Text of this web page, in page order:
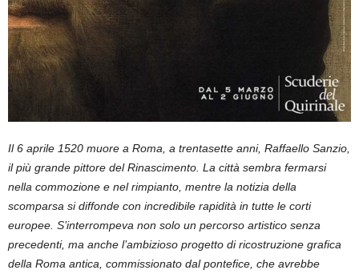
Il 6 aprile 1520 muore a Roma, a trentasette anni, Raffaello Sanzio,
il più grande pittore del Rinascimento. La città sembra fermarsi
nella commozione e nel rimpianto, mentre la notizia della
scomparsa si diffonde con incredibile rapidità in tutte le corti
europee. S’interrompeva non solo un percorso artistico senza
precedenti, ma anche l’ambizioso progetto di ricostruzione grafica
della Roma antica, commissionato dal pontefice, che avrebbe